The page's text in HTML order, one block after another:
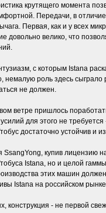
крутящего момента
Передачи, в отличие
Первая, как и у всех
довольно велико, что
с которым Istana
немалую роль здесь сыграло
не должен.
ветре пришлось
для этого не
достаточно устойчив и
SsangYong, купив лицензию
Istana, но и целой
этих машин
Istana на российском
конструкция - не первой